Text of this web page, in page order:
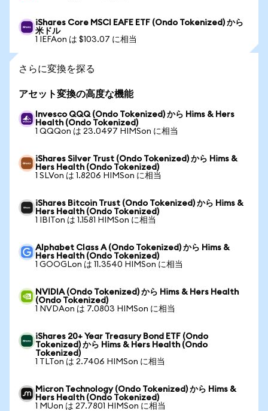
iShares Core MSCI EAFE ETF (Ondo Tokenized) から
米ドル
1 IEFAon は $103.07 に相当
さらに変換を探る
アセット変換の高度な機能
Invesco QQQ (Ondo Tokenized) から Hims & Hers
Health (Ondo Tokenized)
1 QQQon は 23.0497 HIMSon に相当
iShares Silver Trust (Ondo Tokenized) から Hims &
Hers Health (Ondo Tokenized)
1 SLVon は 1.8206 HIMSon に相当
iShares Bitcoin Trust (Ondo Tokenized) から Hims &
Hers Health (Ondo Tokenized)
1 IBITon は 1.1581 HIMSon に相当
Alphabet Class A (Ondo Tokenized) から Hims &
Hers Health (Ondo Tokenized)
1 GOOGLon は 11.3540 HIMSon に相当
NVIDIA (Ondo Tokenized) から Hims & Hers Health
(Ondo Tokenized)
1 NVDAon は 7.0803 HIMSon に相当
iShares 20+ Year Treasury Bond ETF (Ondo
Tokenized) から Hims & Hers Health (Ondo
Tokenized)
1 TLTon は 2.7406 HIMSon に相当
Micron Technology (Ondo Tokenized) から Hims &
Hers Health (Ondo Tokenized)
1 MUon は 27.7801 HIMSon に相当